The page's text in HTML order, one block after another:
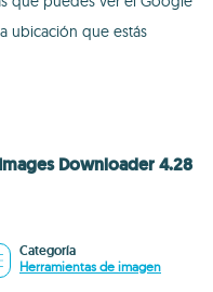
ubicación que estás
Downloader 4.28
Categoría
Herramientas de imagen